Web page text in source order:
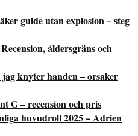
guide utan explosion – steg
åldersgräns och
knyter handen – orsaker
G – recension och pris
huvudroll 2025 – Adrien